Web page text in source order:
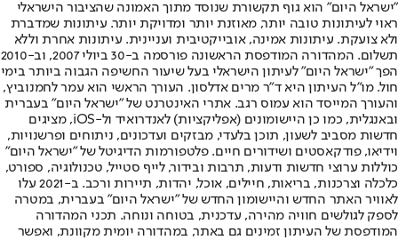
"ישראל היום" הוא גוף תקשורת שנוסד מתוך האמונה שהציבור הישראלי
ראוי לעיתונות טובה יותר, מאוזנת יותר ומדויקת יותר. עיתונות שמדברת
ולא צועקת. עיתונות אמינה, אובייקטיבית ועניינית. עיתונות אחרת וללא
תשלום. המהדורה המודפסת הראשונה פורסמה ב-30 ביולי 2007, וב-2010
הפך "ישראל היום" לעיתון הישראלי בעל שיעור החשיפה הגבוה ביותר בימי
חול. מו"ל העיתון היא ד"ר מרים אדלסון. העורך הראשי הוא עמר לחמנוביץ,
והעורך המייסד הוא עמוס רגב. אתרי האינטרנט של "ישראל היום" בעברית
ובאנגלית, כמו כן היישומונים (אפליקציות) לאנדרואיד ול-iOS, מציגים
חדשות מסביב לשעון, תוכן בלעדי, מבזקים ועדכונים, ניתוחים ופרשנויות,
וידיאו, פודקאסטים ושידורים חיים. פלטפורמות הדיגיטל של "ישראל היום"
כוללות ערוצי חדשות ודעות, תרבות ובידור, לייף סטייל, טכנולוגיה, ספורט,
כלכלה וצרכנות, בריאות, חיילים, אוכל, יהדות, תיירות ורכב. ב-2021 עלו
לאוויר האתר החדש והיישומון החדש של "ישראל היום" בעברית, במטרה
לספק לגולשים חוויה מהירה, עדכנית, בטוחה ונוחה. תכני המהדורה
המודפסת של העיתון זמינים גם באתר, במהדורה יומית מקוונת, ואפשר